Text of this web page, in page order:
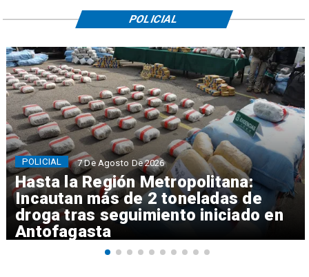
Hasta la Región Metropolitana:
Incautan más de 2 toneladas de
droga tras seguimiento iniciado en
Antofagasta
POLICIAL 7 De Agosto De 2026
POLICIAL